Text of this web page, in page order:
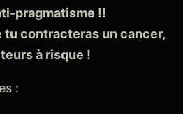
pragmatisme !!
contracteras un cancer,
à risque !
: